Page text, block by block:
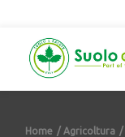
Home Agricoltura